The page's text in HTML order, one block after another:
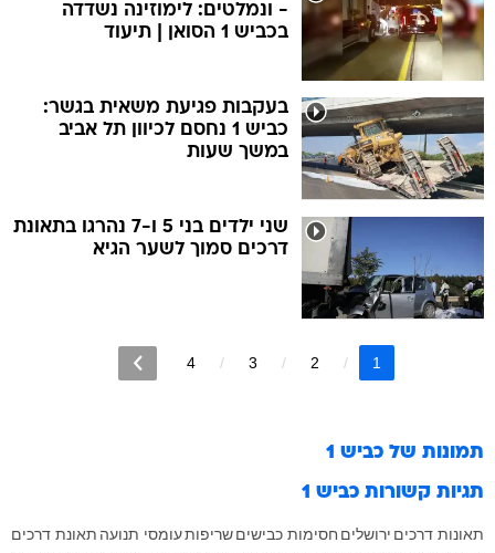
- ונמלטים: לימוזינה נשדדה
בכביש 1 הסואן | תיעוד
בעקבות פגיעת משאית בגשר:
כביש 1 נחסם לכיוון תל אביב
במשך שעות
שני ילדים בני 5 ו-7 נהרגו בתאונת
דרכים סמוך לשער הגיא
1
2
3
4
תמונות של כביש 1
תגיות קשורות כביש 1
תאונות דרכים ירושלים חסימות כבישיםשריפותעומסי תנועה תאונת דרכים